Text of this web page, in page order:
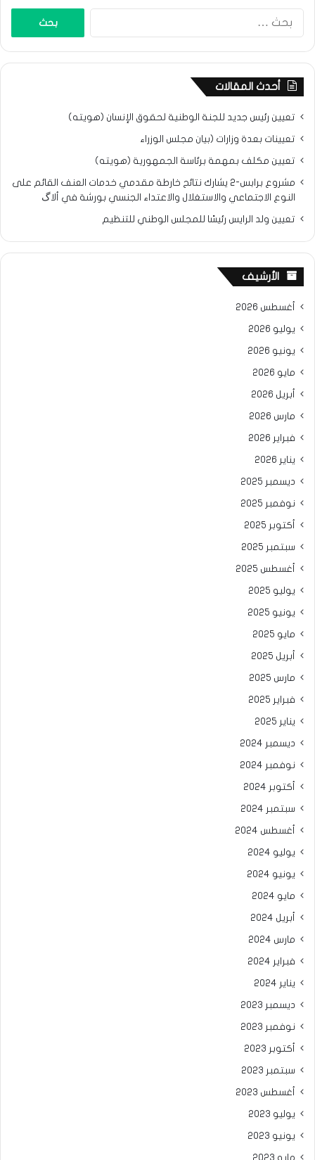
أحدث المقالات
تعيين رئيس جديد للجنة الوطنية لحقوق الإنسان (هويته)
تعيينات بعدة وزارات (بيان مجلس الوزراء
تعيين مكلف بمهمة برئاسة الجمهورية (هويته)
مشروع برابس-2 يشارك نتائح خارطة مقدمي خدمات العنف القائم على
النوع الاجتماعي والاستغلال والاعتداء الجنسي بورشة في ألاگ
تعيين ولد الرايس رئيسًا للمجلس الوطني للتنظيم
الأرشيف
أغسطس 2026
يوليو 2026
يونيو 2026
مايو 2026
أبريل 2026
مارس 2026
فبراير 2026
يناير 2026
ديسمبر 2025
نوفمبر 2025
أكتوبر 2025
سبتمبر 2025
أغسطس 2025
يوليو 2025
يونيو 2025
مايو 2025
أبريل 2025
مارس 2025
فبراير 2025
يناير 2025
ديسمبر 2024
نوفمبر 2024
أكتوبر 2024
سبتمبر 2024
أغسطس 2024
يوليو 2024
يونيو 2024
مايو 2024
أبريل 2024
مارس 2024
فبراير 2024
يناير 2024
ديسمبر 2023
نوفمبر 2023
أكتوبر 2023
سبتمبر 2023
أغسطس 2023
يوليو 2023
يونيو 2023
مايو 2023